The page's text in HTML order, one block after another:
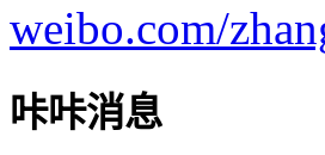
weibo.com/
咔咔消息